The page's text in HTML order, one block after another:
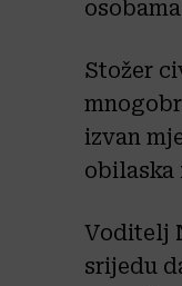
Stožer
izvan
obilaska
Voditelj
srijedu